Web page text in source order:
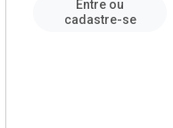
Entre ou
cadastre-se